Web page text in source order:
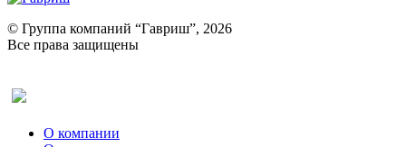
Ревень
Рукола
Рута
Тмин
© Группа компаний “Гавриш”, 2026
Все права защищены
О компании